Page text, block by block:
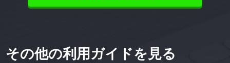
その他の利用ガイドを見る